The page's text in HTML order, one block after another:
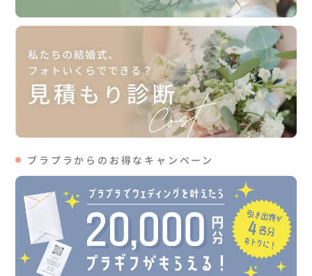
ブラプラからのお得なキャンペーン